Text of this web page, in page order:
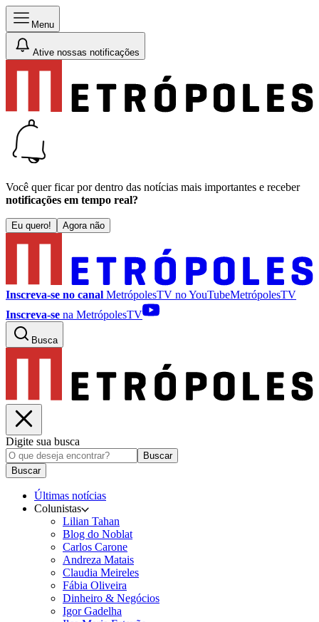
Menu
Ative nossas notificações
Você quer ficar por dentro das notícias mais importantes e receber
notificações em tempo real?
Eu quero! Agora não
Inscreva-se no canal MetrópolesTV noYouTubeMetrópolesTV
Inscreva-se na MetrópolesTV
Busca
Digite sua busca
Buscar
Buscar
Últimas notícias
Colunistas
Lilian Tahan
Blog do Noblat
Carlos Carone
Andreza Matais
Claudia Meireles
Fábia Oliveira
Dinheiro & Negócios
Igor Gadelha